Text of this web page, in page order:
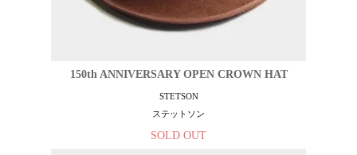
150th ANNIVERSARY OPEN CROWN HAT
STETSON
ステットソン
SOLD OUT